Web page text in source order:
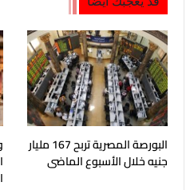
البورصة المصرية تربح 167 مليار
جنيه خلال الأسبوع الماضى